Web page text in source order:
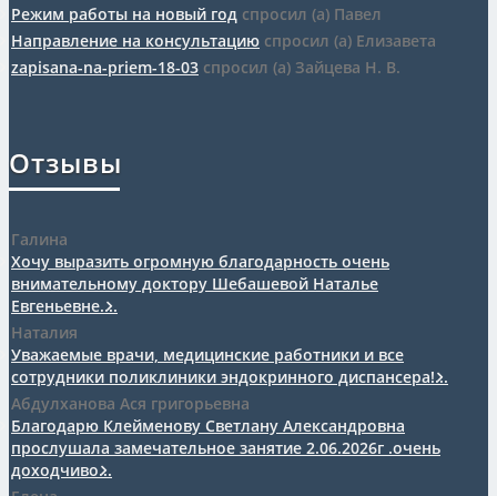
Режим работы на новый год спросил (а) Павел
Направление на консультацию спросил (а) Елизавета
zapisana-na-priem-18-03 спросил (а) Зайцева Н. В.
Отзывы
Галина
Хочу выразить огромную благодарность очень
внимательному доктору Шебашевой Наталье
Евгеньевне....
Наталия
Уважаемые врачи, медицинские работники и все
сотрудники поликлиники эндокринного диспансера!...
Абдулханова Ася григорьевна
Благодарю Клейменову Светлану Александровна
прослушала замечательное занятие 2.06.2026г .очень
доходчиво...